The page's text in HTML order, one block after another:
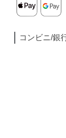
コンビニ/銀